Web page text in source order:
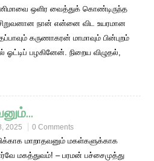
ஒளிர வைத்துக் கொண்டிருந்த
நான் என்னை விட உயரமான
கருணாகரன் மாமாவும் பின்புறம்
ஓட்டிப் பழகினேன். நிறைய விழுதல்,
2025 0 Comments
மாறாதவனும் மகள்களுக்காக
மகத்துவம்! – பரமன் பச்சைமுத்து